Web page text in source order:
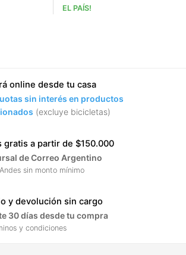
EL PAÍS!
online desde tu casa
sin interés en productos
(excluye bicicletas)
gratis a partir de $150.000
de Correo Argentino
sin monto mínimo
y devolución sin cargo
30 días desde tu compra
y condiciones